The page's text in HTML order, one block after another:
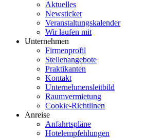
Aktuelles
Newsticker
Veranstaltungskalender
Wir laufen mit
Unternehmen
Firmenprofil
Stellenangebote
Praktikanten
Kontakt
Unternehmensleitbild
Raumvermietung
Cookie-Richtlinen
Anreise
Anfahrtspläne
Hotelempfehlungen